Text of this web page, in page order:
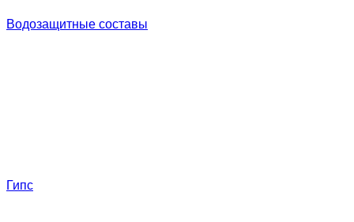
Водозащитные составы
Гипс